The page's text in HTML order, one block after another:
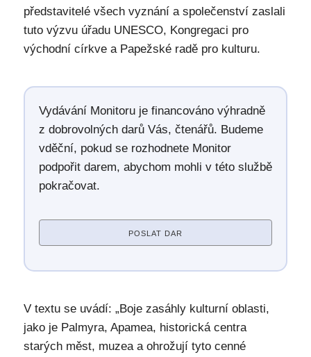
představitelé všech vyznání a společenství zaslali
tuto výzvu úřadu UNESCO, Kongregaci pro
východní církve a Papežské radě pro kulturu.
Vydávání Monitoru je financováno výhradně
z dobrovolných darů Vás, čtenářů. Budeme
vděční, pokud se rozhodnete Monitor
podpořit darem, abychom mohli v této službě
pokračovat.
POSLAT DAR
V textu se uvádí: „Boje zasáhly kulturní oblasti,
jako je Palmyra, Apamea, historická centra
starých měst, muzea a ohrožují tyto cenné